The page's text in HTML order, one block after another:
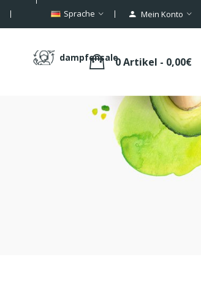
Sprache Mein Konto
dampfensale0 Artikel - 0,00€